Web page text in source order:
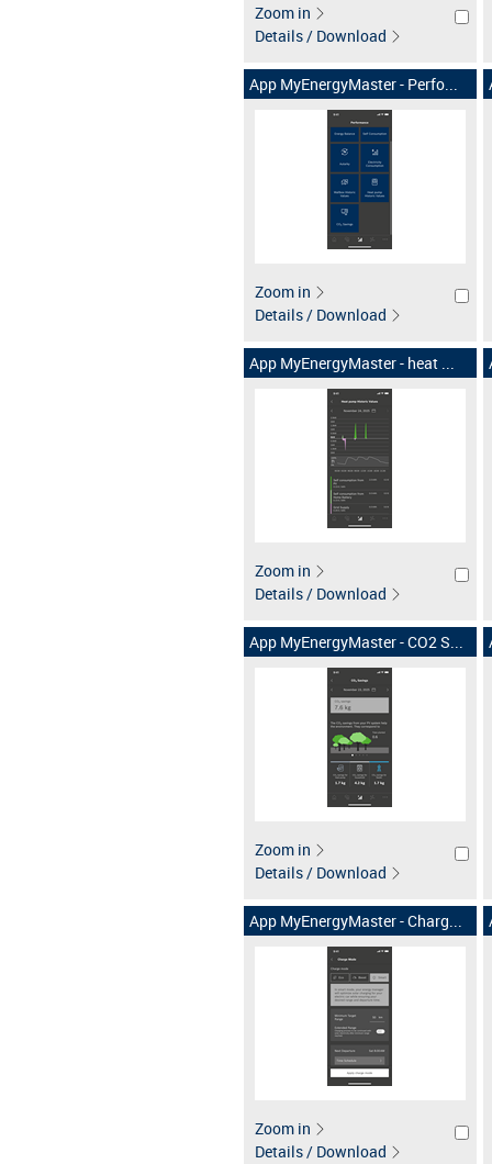
Zoom in
Details / Download
App MyEnergyMaster - Perfo...
Zoom in
Details / Download
App MyEnergyMaster - heat ...
Zoom in
Details / Download
App MyEnergyMaster - CO2 S...
Zoom in
Details / Download
App MyEnergyMaster - Charg...
Zoom in
Details / Download